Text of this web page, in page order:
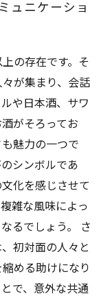
ュニケーショ
の存在です。そ
が集まり、会話
や日本酒、サワ
がそろってお
魅力の一つで
シンボルであ
化を感じさせて
雑な風味によっ
るでしょう。 さ
初対面の人々と
める助けになり
で、意外な共通